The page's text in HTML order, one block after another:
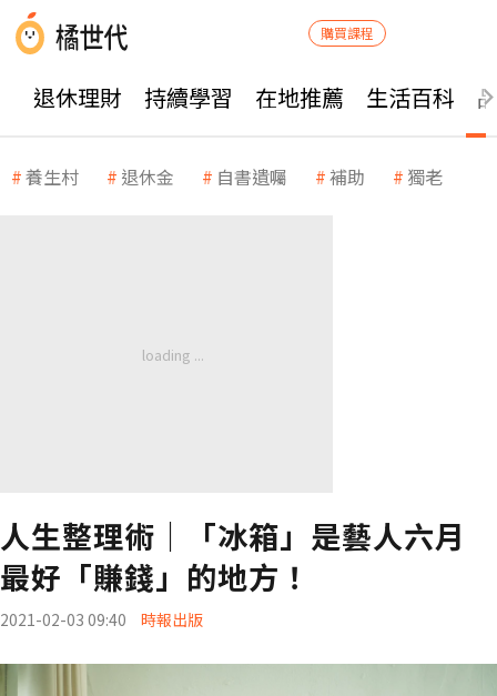
購買課程
退休理財 持續學習 在地推薦 生活百科
養生村 退休金 自書遺囑 補助 獨老
人生整理術｜「冰箱」是藝人六月
最好「賺錢」的地方！
2021-02-03 09:40 時報出版